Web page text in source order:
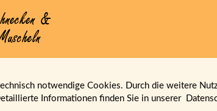
notwendige Cookies. Durch die weitere
Informationen finden Sie in unserer